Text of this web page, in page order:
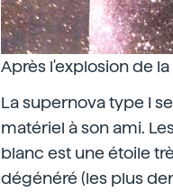
Après l'explosion de
La supernova type I
matériel à son ami.
blanc est une étoile
dégénéré (les plus